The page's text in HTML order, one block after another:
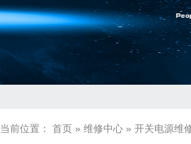
当前位置： 首页 » 维修中心 » 开关电源维